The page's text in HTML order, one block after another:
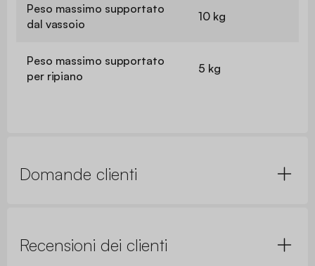
Peso massimo supportato
dal vassoio
10 kg
Peso massimo supportato
per ripiano
5 kg
Domande clienti
Recensioni dei clienti